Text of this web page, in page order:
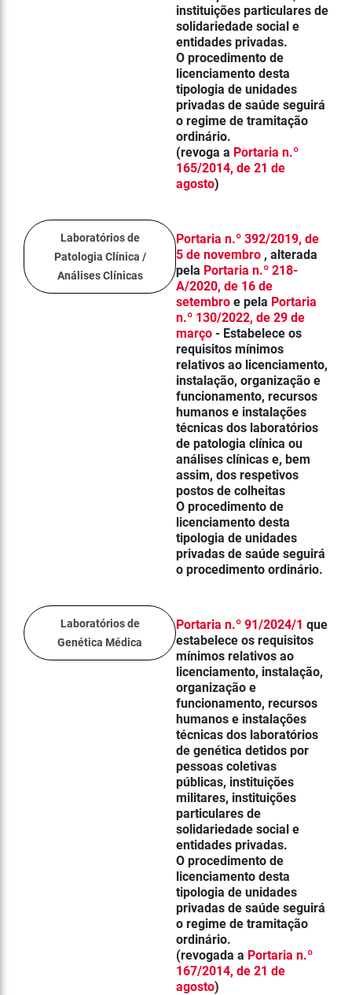
instituições particulares de
solidariedade social e
entidades privadas.
O procedimento de
licenciamento desta
tipologia de unidades
privadas de saúde seguirá
o regime de tramitação
ordinário.
(revoga a Portaria n.º
165/2014, de 21 de
agosto)
Laboratórios de
Patologia Clínica /
Análises Clínicas
Portaria n.º 392/2019, de
5 de novembro , alterada
pela Portaria n.º 218-
A/2020, de 16 de
setembro e pela Portaria
n.º 130/2022, de 29 de
março - Estabelece os
requisitos mínimos
relativos ao licenciamento,
instalação, organização e
funcionamento, recursos
humanos e instalações
técnicas dos laboratórios
de patologia clínica ou
análises clínicas e, bem
assim, dos respetivos
postos de colheitas
O procedimento de
licenciamento desta
tipologia de unidades
privadas de saúde seguirá
o procedimento ordinário.
Laboratórios de
Genética Médica
Portaria n.º 91/2024/1 que
estabelece os requisitos
mínimos relativos ao
licenciamento, instalação,
organização e
funcionamento, recursos
humanos e instalações
técnicas dos laboratórios
de genética detidos por
pessoas coletivas
públicas, instituições
militares, instituições
particulares de
solidariedade social e
entidades privadas.
O procedimento de
licenciamento desta
tipologia de unidades
privadas de saúde seguirá
o regime de tramitação
ordinário.
(revogada a Portaria n.º
167/2014, de 21 de
agosto)